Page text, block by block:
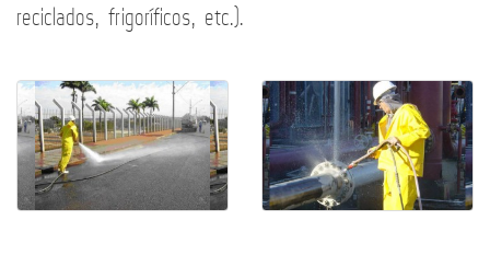
reciclados, frigoríficos, etc.).